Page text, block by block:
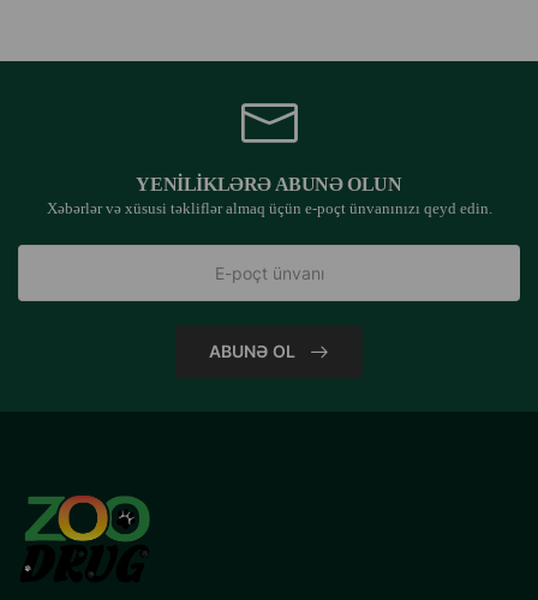
YENILIKLƏRƏ ABUNƏ OLUN
Xəbərlər və xüsusi təkliflər almaq üçün e-poçt ünvanınızı qeyd edin.
ABUNƏ OL